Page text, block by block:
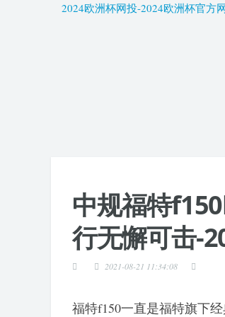
2024欧洲杯网投-2024欧洲杯官方
中规福特
行无懈可击-
2021-08-21 11:34:08
福特f150一直是福特旗下